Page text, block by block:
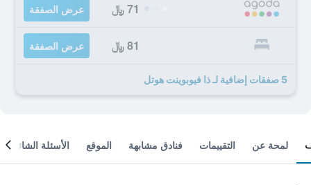
71 ﷼ عرض الصفقة
81 ﷼ عرض الصفقة
5 صفقات إضافية لـ ذا فيوبوينت هوتل
لمحة عن التقييمات فنادق مشابهة الموقع الأسئلة الشائعة